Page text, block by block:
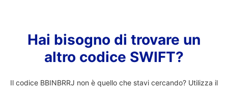
Hai bisogno di trovare un
altro codice SWIFT?
Il codice BBINBRRJ non è quello che stavi cercando? Utilizza il